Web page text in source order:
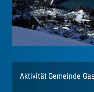
Aktivität Gemeinde